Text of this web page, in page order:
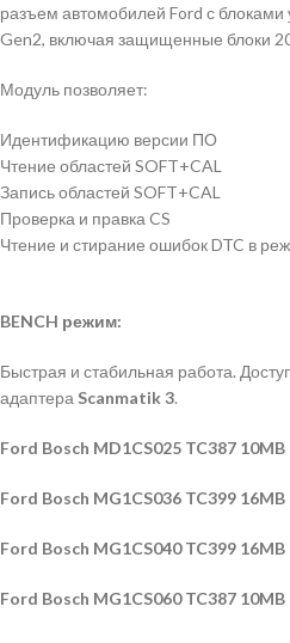
разъем автомобилей Ford с
Gen2, включая защищенные блоки
Модуль позволяет:
Идентификацию версии ПО
Чтение областей SOFT+CAL
Запись областей SOFT+CAL
Проверка и правка CS
Чтение и стирание ошибок DTC в
BENCH режим:
Быстрая и стабильная работа.
адаптера Scanmatik 3.
Ford Bosch MD1CS025 TC387 10MB
Ford Bosch MG1CS036 TC399 16MB
Ford Bosch MG1CS040 TC399 16MB
Ford Bosch MG1CS060 TC387 10MB